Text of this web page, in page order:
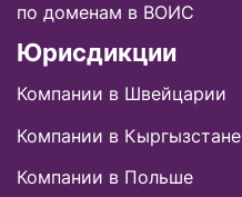
по доменам в ВОИС
Юрисдикции
Компании в Швейцарии
Компании в Кыргызстане
Компании в Польше